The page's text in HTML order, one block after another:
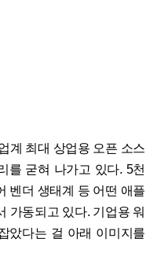
계 최대 상업용 오픈 소스
를 굳혀 나가고 있다. 5천
벤더 생태계 등 어떤 애플
가동되고 있다. 기업용 워
았다는 걸 아래 이미지를